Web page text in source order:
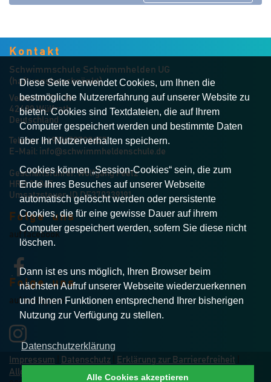
Diese Seite verwendet Cookies, um Ihnen die
bestmögliche Nutzererfahrung auf unserer Website zu
bieten. Cookies sind Textdateien, die auf Ihrem
Computer gespeichert werden und bestimmte Daten
über Ihr Nutzerverhalten speichern.
Cookies können „Session-Cookies“ sein, die zum
Ende Ihres Besuches auf unserer Webseite
automatisch gelöscht werden oder persistente
Cookies, die für eine gewisse Dauer auf ihrem
Computer gespeichert werden, sofern Sie diese nicht
löschen.
Dann ist es uns möglich, Ihren Browser beim
nächsten Aufruf unserer Webseite wiederzuerkennen
und Ihnen Funktionen entsprechend Ihrer bisherigen
Nutzung zur Verfügung zu stellen.
Datenschutzerklärung
Alle Cookies akzeptieren
Kontakt
Schwimmschule Schwimmhelden UG
(haftungsbeschränkt)
Velberter Str. 26
42489 Wülfrath
Deutschland
Telefon: +4917670708657
E-Mail: info@schwimmheldenschule.de
Geschäftsführer: Wolfgang Peetz
HRB 35065
Umsatzsteuer-ID DE370339191
Folge uns
auf facebook
Folge uns
auf Instagram
Impressum Datenschutz Erklärung zur Barrierefreiheit
Allgemeine Geschäftsbedingungen